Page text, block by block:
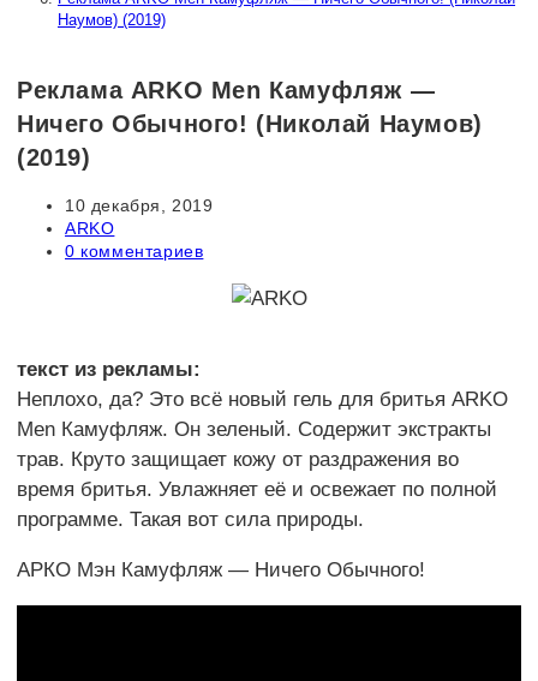
Наумов) (2019)
Реклама ARKO Men Камуфляж —
Ничего Обычного! (Николай Наумов)
(2019)
Запись
опубликована:
10 декабря, 2019
Рубрика
записи:
ARKO
Комментарии
0 комментариев
текст из рекламы:
Неплохо, да? Это всё новый гель для бритья ARKO
Men Камуфляж. Он зеленый. Содержит экстракты
трав. Круто защищает кожу от раздражения во
время бритья. Увлажняет её и освежает по полной
программе. Такая вот сила природы.
АРКО Мэн Камуфляж — Ничего Обычного!